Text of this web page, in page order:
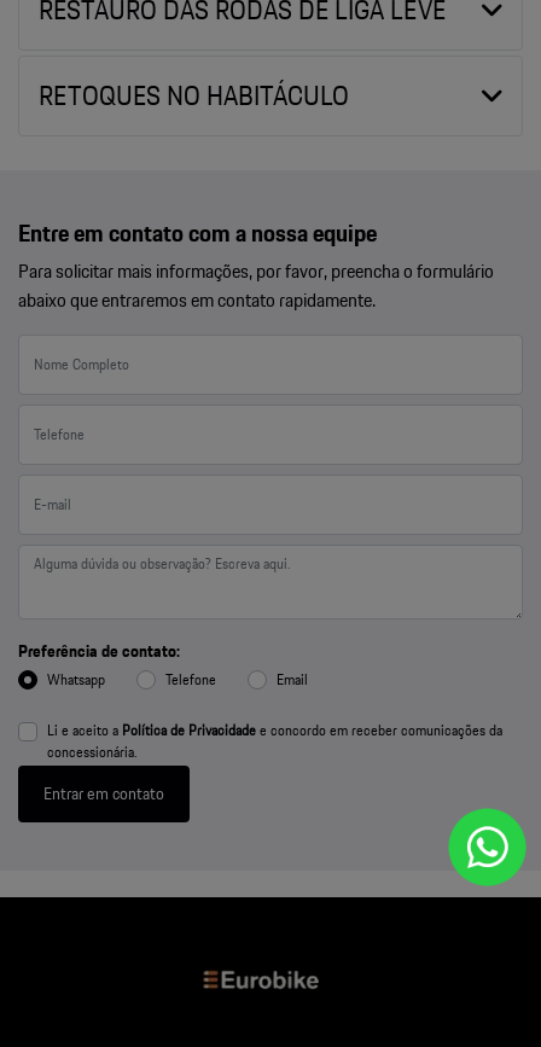
RESTAURO DAS RODAS DE LIGA LEVE
RETOQUES NO HABITÁCULO
Entre em contato com a nossa equipe
Para solicitar mais informações, por favor, preencha o formulário
abaixo que entraremos em contato rapidamente.
Preferência de contato:
Whatsapp Telefone Email
Li e aceito a Política de Privacidadee concordo em receber comunicações da
concessionária.
Entrar em contato